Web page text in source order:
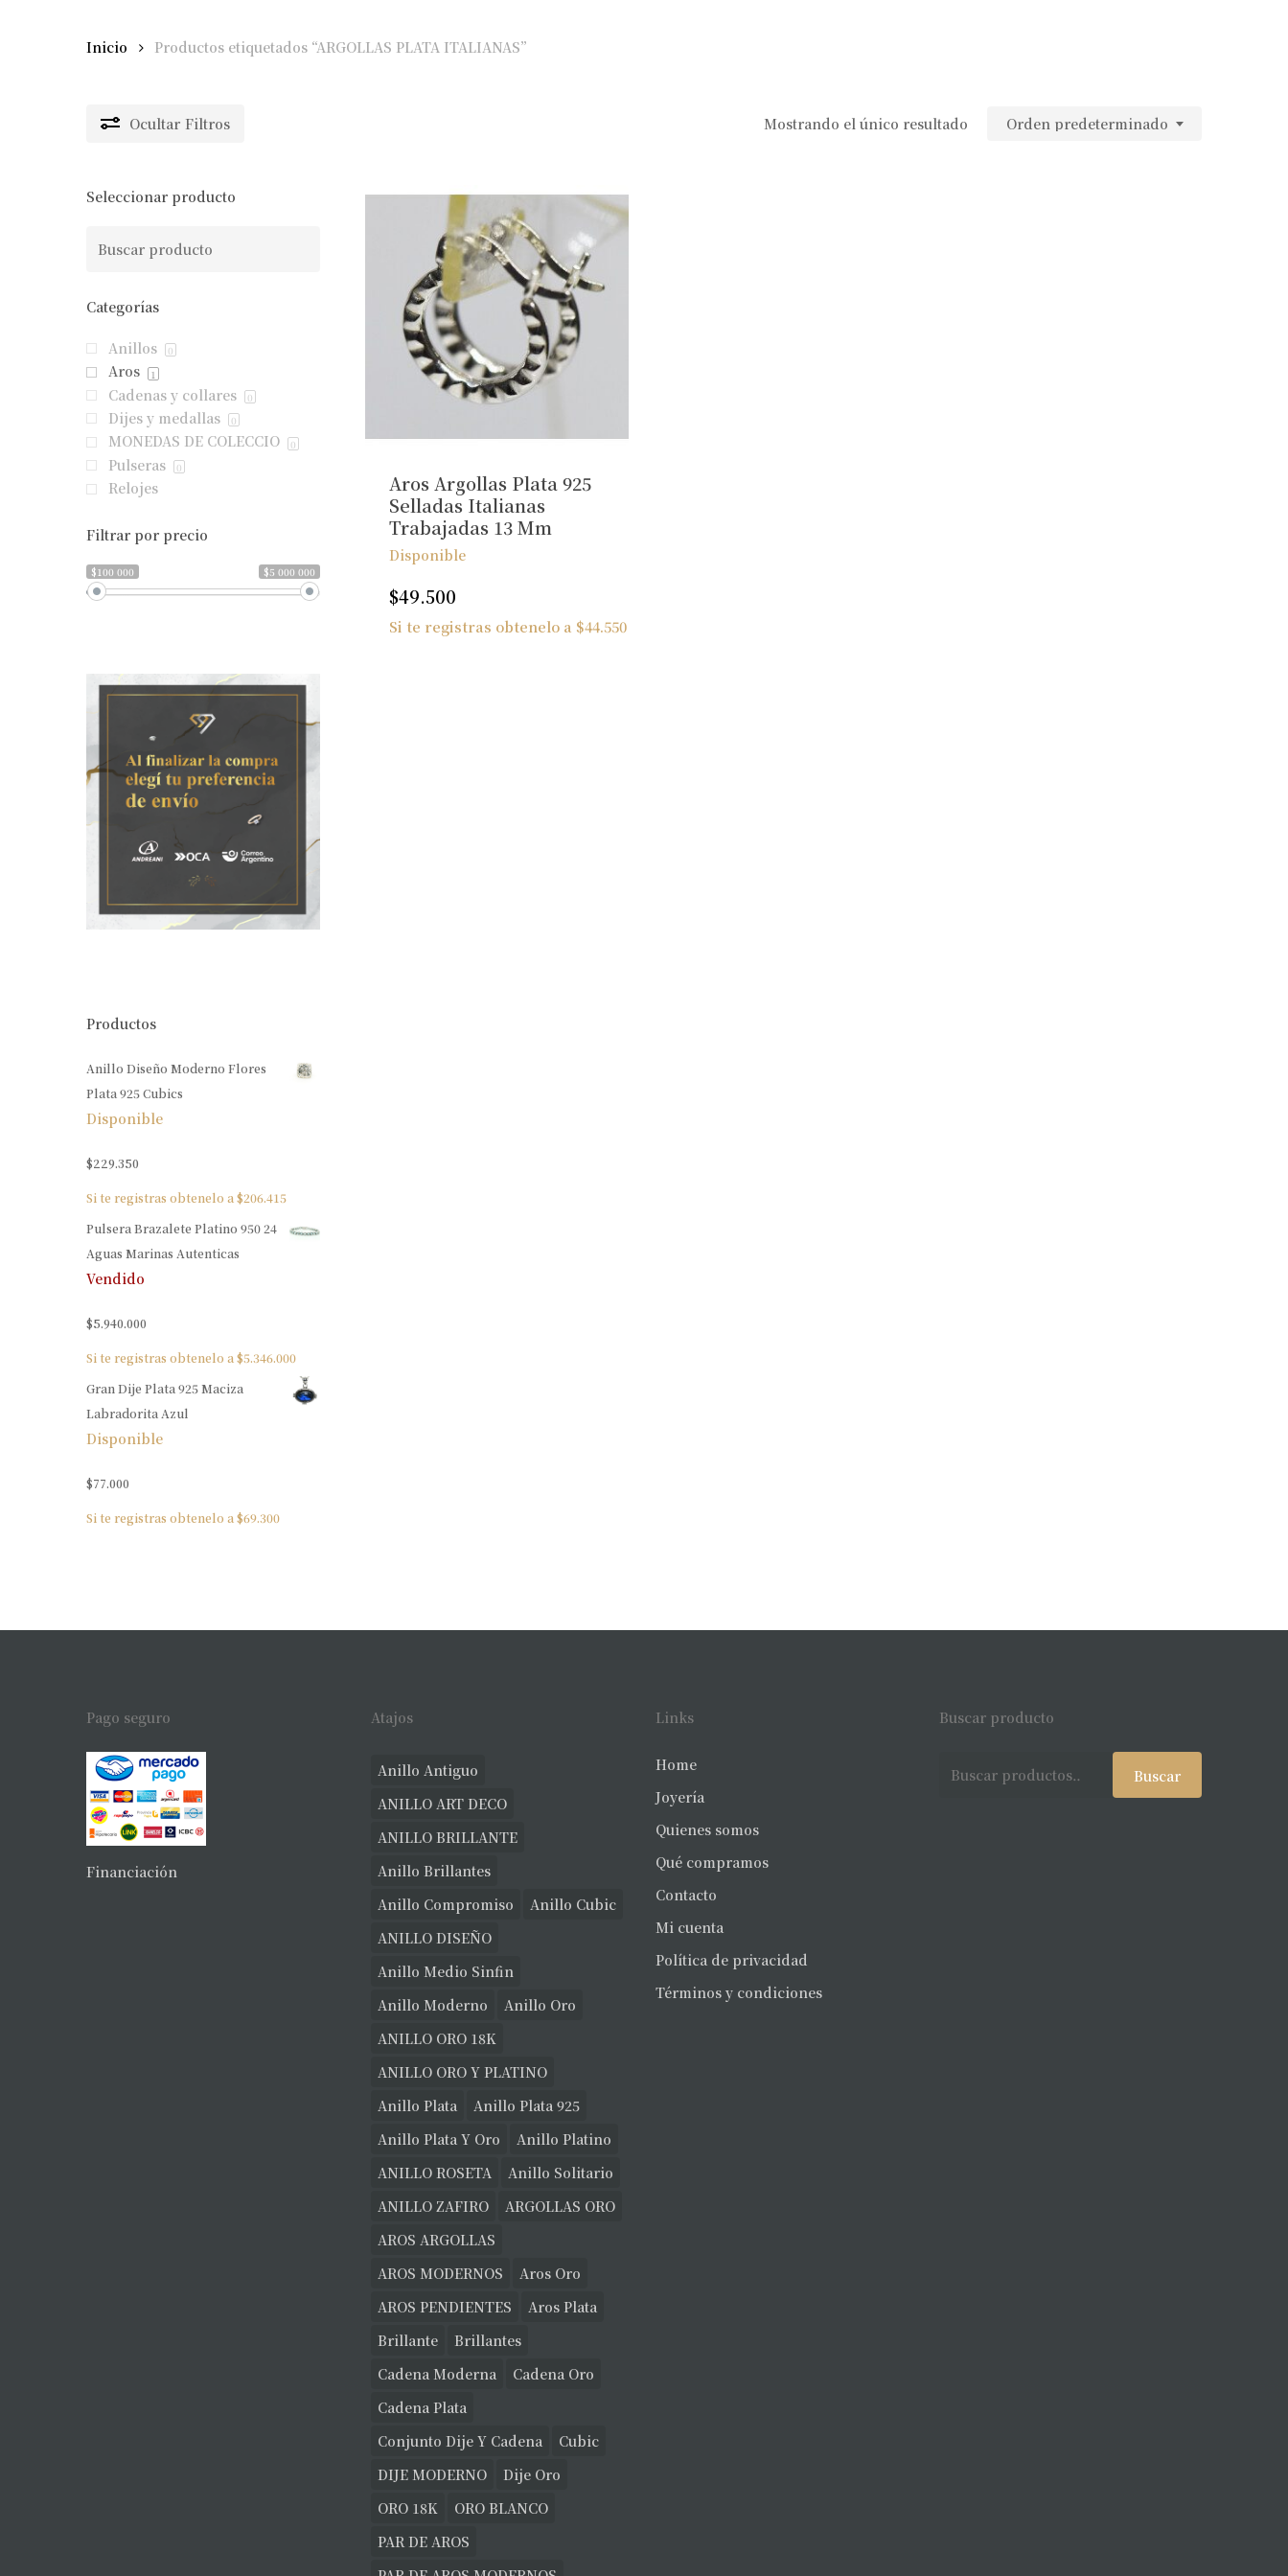
Inicio Productos etiquetados “ARGOLLAS PLATA ITALIANAS”
Ocultar Filtros Mostrando el único resultado Orden predeterminado
Seleccionar producto
Categorías
Anillos 0
Aros 1
Cadenas y collares 0
Dijes y medallas 0
MONEDAS DE COLECCIO 0
Pulseras 0
Relojes
Filtrar por precio
$100 000 $5 000 000
Productos
Anillo Diseño Moderno Flores
Plata 925 Cubics
Disponible
$229.350
Si te registras obtenelo a $206.415
Pulsera Brazalete Platino 950 24
Aguas Marinas Autenticas
Vendido
$5.940.000
Si te registras obtenelo a $5.346.000
Gran Dije Plata 925 Maciza
Labradorita Azul
Disponible
$77.000
Si te registras obtenelo a $69.300
Aros Argollas Plata 925
Selladas Italianas
Trabajadas 13 Mm
Disponible
$49.500
Si te registras obtenelo a $44.550
Pago seguro
Financiación
Atajos
Anillo Antiguo
ANILLO ART DECO
ANILLO BRILLANTE
Anillo Brillantes
Anillo Compromiso
Anillo Cubic
ANILLO DISEÑO
Anillo Medio Sinfin
Anillo Moderno
Anillo Oro
ANILLO ORO 18K
ANILLO ORO Y PLATINO
Anillo Plata
Anillo Plata 925
Anillo Plata Y Oro
Anillo Platino
ANILLO ROSETA
Anillo Solitario
ANILLO ZAFIRO
ARGOLLAS ORO
AROS ARGOLLAS
AROS MODERNOS
Aros Oro
AROS PENDIENTES
Aros Plata
Brillante
Brillantes
Cadena Moderna
Cadena Oro
Cadena Plata
Conjunto Dije Y Cadena
Cubic
DIJE MODERNO
Dije Oro
ORO 18K
ORO BLANCO
PAR DE AROS
Links
Home
Joyería
Quienes somos
Qué compramos
Contacto
Mi cuenta
Política de privacidad
Términos y condiciones
Buscar producto
Buscar